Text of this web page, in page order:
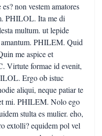
non vestem amatores
PHILOL. Ita me di
multum. ut lepide
amantum. PHILEM. Quid
me aspice et
Virtute formae id evenit,
Ergo ob istuc
aliqui, neque patiar te
mi. PHILEM. Nolo ego
stulta es mulier. eho,
extolli? equidem pol vel